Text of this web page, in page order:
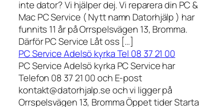
inte dator? Vi hjälper dej. Vi reparera din PC &
Mac PC Service ( Nytt namn Datorhjälp ) har
funnits 11 år på Orrspelsvägen 13, Bromma.
Därför PC Service Låt oss […]
PC Service Adelsö kyrka Tel 08 37 21 00
PC Service Adelsö kyrka PC Service har
Telefon 08 37 21 00 och E-post
kontakt@datorhjalp.se och vi ligger på
Orrspelsvägen 13, Bromma Öppet tider Starta